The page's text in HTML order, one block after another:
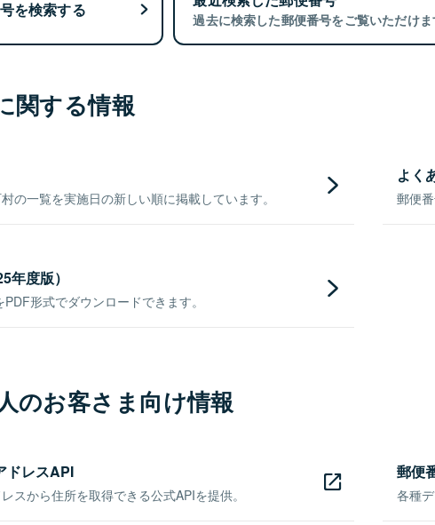
を検索する
過去に検索した郵便番号をご覧いただけま
関する情報
の一覧を実施日の新しい順に掲載しています。
よく
郵便
年度版）
形式でダウンロードできます。
のお客さま向け情報
ドレスAPI
スから住所を取得できる公式APIを提供。
郵便
各種